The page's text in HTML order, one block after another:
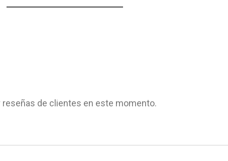
reseñas de clientes en este momento.